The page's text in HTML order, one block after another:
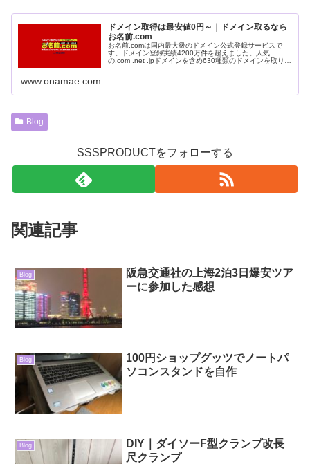
ドメイン取得は最安値0円～｜ドメイン取るなら
お名前.com
お名前.comは国内最大級のドメイン公式登録サービスで
す。ドメイン登録実績4200万件を超えました。人気
の.com .net .jpドメインを含め630種類のドメインを取り扱
www.onamae.com
Blog
SSSPRODUCTをフォローする
関連記事
Blog
阪急交通社の上海2泊3日爆安ツア
ーに参加した感想
Blog
100円ショップグッツでノートパ
ソコンスタンドを自作
Blog
DIY｜ダイソーF型クランプ改長
尺クランプ